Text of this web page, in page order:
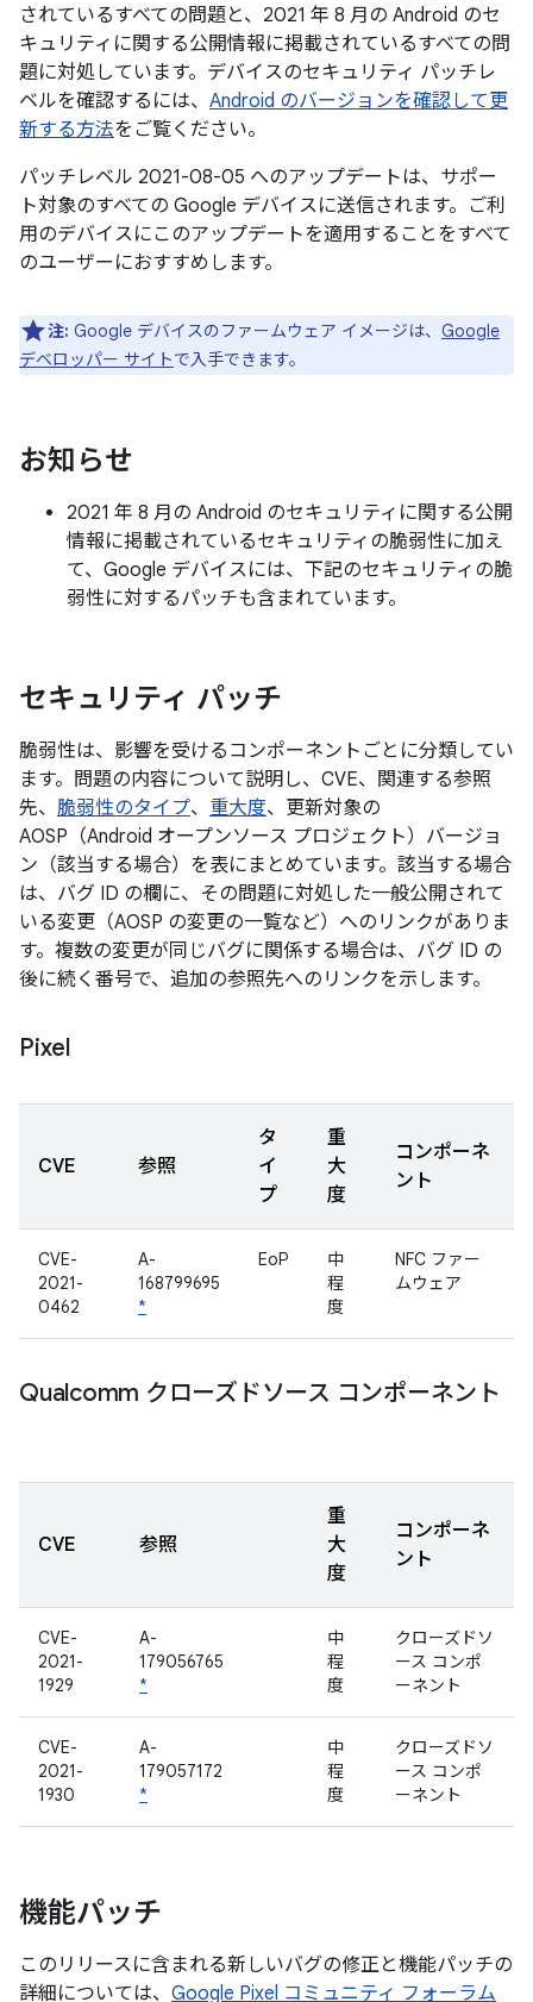
されているすべての問題と、2021 年 8 月の Android のセ
キュリティに関する公開情報に掲載されているすべての問
題に対処しています。デバイスのセキュリティ パッチレ
ベルを確認するには、 Android のバージョンを確認して更
新する方法をご覧ください。
パッチレベル 2021-08-05 へのアップデートは、サポー
ト対象のすべての Google デバイスに送信されます。ご利
用のデバイスにこのアップデートを適用することをすべて
のユーザーにおすすめします。
注: Google デバイスのファームウェア イメージは、 Google
デベロッパー サイトで入手できます。
お知らせ
2021 年 8 月の Android のセキュリティに関する公開
情報に掲載されているセキュリティの脆弱性に加え
て、Google デバイスには、下記のセキュリティの脆
弱性に対するパッチも含まれています。
セキュリティ パッチ
脆弱性は、影響を受けるコンポーネントごとに分類してい
ます。問題の内容について説明し、CVE、関連する参照
先、 脆弱性のタイプ、 重大度、更新対象の
AOSP（Android オープンソース プロジェクト）バージョ
ン（該当する場合）を表にまとめています。該当する場合
は、バグ ID の欄に、その問題に対処した一般公開されて
いる変更（AOSP の変更の一覧など）へのリンクがありま
す。複数の変更が同じバグに関係する場合は、バグ ID の
後に続く番号で、追加の参照先へのリンクを示します。
Pixel
CVE 参照
タ
イ
プ
重
大
度
コンポーネ
ント
CVE-
2021-
0462
A-
168799695
*
EoP
中
程
度
NFC ファー
ムウェア
Qualcomm クローズドソース コンポーネント
CVE 参照
重
大
度
コンポーネ
ント
CVE-
2021-
1929
A-
179056765
*
中
程
度
クローズドソ
ース コンポ
ーネント
CVE-
2021-
1930
A-
179057172
*
中
程
度
クローズドソ
ース コンポ
ーネント
機能パッチ
このリリースに含まれる新しいバグの修正と機能パッチの
詳細については、 Google Pixel コミュニティ フォーラム